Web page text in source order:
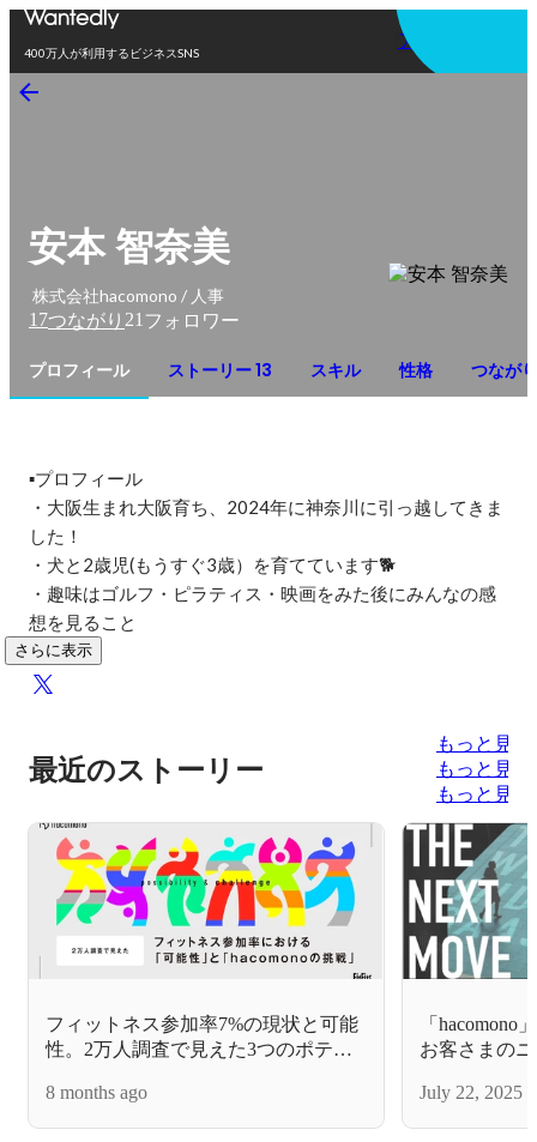
400万人が利用するビジネスSNS
アプリを使う
安本 智奈美
株式会社hacomono / 人事
17つながり 21 フォロワー
プロフィール ストーリー 13 スキル 性格 つながり
▪️プロフィール
・大阪生まれ大阪育ち、2024年に神奈川に引っ越してきま
した！
・犬と2歳児(もうすぐ3歳）を育てています🐕
・趣味はゴルフ・ピラティス・映画をみた後にみんなの感
想を見ること
さらに表示
最近のストーリー
もっと見る
もっと見る
もっと見る
フィットネス参加率7%の現状と可能
性。2万人調査で見えた3つのポテン
FitFits（フィットフィッツ）の挑戦
8 months ago
「hacomono
お客さまの
July 22, 2025